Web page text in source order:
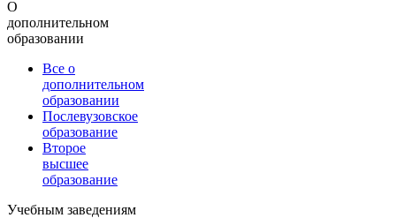
О
дополнительном
образовании
Все о
дополнительном
образовании
Послевузовское
образование
Второе
высшее
образование
Учебным заведениям